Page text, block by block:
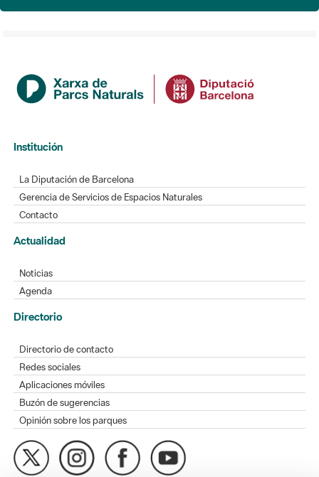
Institución
La Diputación de Barcelona
Gerencia de Servicios de Espacios Naturales
Contacto
Actualidad
Noticias
Agenda
Directorio
Directorio de contacto
Redes sociales
Aplicaciones móviles
Buzón de sugerencias
Opinión sobre los parques